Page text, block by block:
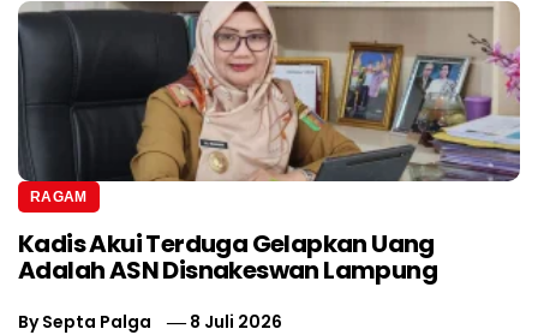
RAGAM
Kadis Akui Terduga Gelapkan Uang
Adalah ASN Disnakeswan Lampung
BySepta Palga 8 Juli 2026